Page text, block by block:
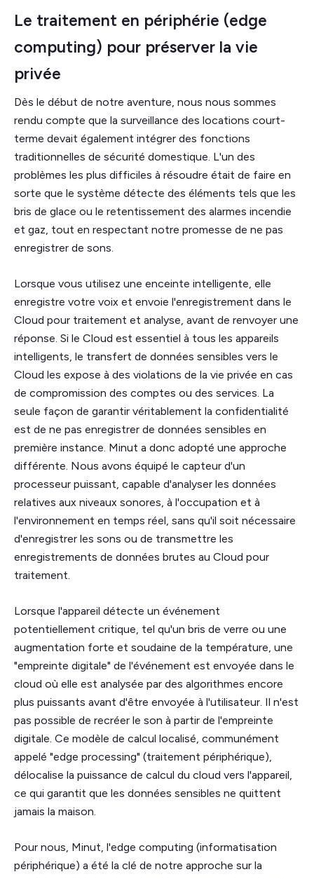
Le traitement en périphérie (edge
computing) pour préserver la vie
privée
Dès le début de notre aventure, nous nous sommes
rendu compte que la surveillance des locations court-
terme devait également intégrer des fonctions
traditionnelles de sécurité domestique. L'un des
problèmes les plus difficiles à résoudre était de faire en
sorte que le système détecte des éléments tels que les
bris de glace ou le retentissement des alarmes incendie
et gaz, tout en respectant notre promesse de ne pas
enregistrer de sons.
Lorsque vous utilisez une enceinte intelligente, elle
enregistre votre voix et envoie l'enregistrement dans le
Cloud pour traitement et analyse, avant de renvoyer une
réponse. Si le Cloud est essentiel à tous les appareils
intelligents, le transfert de données sensibles vers le
Cloud les expose à des violations de la vie privée en cas
de compromission des comptes ou des services. La
seule façon de garantir véritablement la confidentialité
est de ne pas enregistrer de données sensibles en
première instance. Minut a donc adopté une approche
différente. Nous avons équipé le capteur d'un
processeur puissant, capable d'analyser les données
relatives aux niveaux sonores, à l'occupation et à
l'environnement en temps réel, sans qu'il soit nécessaire
d'enregistrer les sons ou de transmettre les
enregistrements de données brutes au Cloud pour
traitement.
Lorsque l'appareil détecte un événement
potentiellement critique, tel qu'un bris de verre ou une
augmentation forte et soudaine de la température, une
"empreinte digitale" de l'événement est envoyée dans le
cloud où elle est analysée par des algorithmes encore
plus puissants avant d'être envoyée à l'utilisateur. Il n'est
pas possible de recréer le son à partir de l'empreinte
digitale. Ce modèle de calcul localisé, communément
appelé "edge processing" (traitement périphérique),
délocalise la puissance de calcul du cloud vers l'appareil,
ce qui garantit que les données sensibles ne quittent
jamais la maison.
Pour nous, Minut, l'edge computing (informatisation
périphérique) a été la clé de notre approche sur la